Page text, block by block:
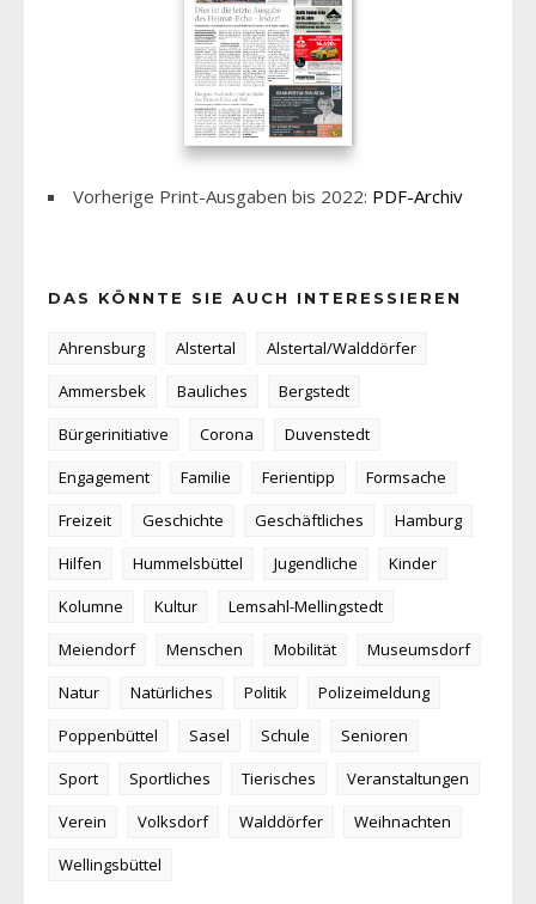
Vorherige Print-Ausgaben bis 2022: PDF-Archiv
DAS KÖNNTE SIE AUCH INTERESSIEREN
Ahrensburg Alstertal
Alstertal/Walddörfer
Ammersbek
Bauliches
Bergstedt
Bürgerinitiative
Corona
Duvenstedt
Engagement
Familie Ferientipp
Formsache
Freizeit
Geschichte Geschäftliches
Hamburg
Hilfen
Hummelsbüttel Jugendliche
Kinder
Kolumne
Kultur
Lemsahl-Mellingstedt
Meiendorf
Menschen Mobilität
Museumsdorf
Natur
Natürliches Politik
Polizeimeldung
Poppenbüttel
Sasel Schule
Senioren
Sport
Sportliches Tierisches
Veranstaltungen
Verein
Volksdorf Walddörfer
Weihnachten
Wellingsbüttel